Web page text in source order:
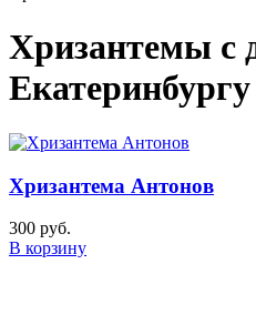
Хризантемы с
Екатеринбургу
Хризантема Антонов
300 руб.
В корзину